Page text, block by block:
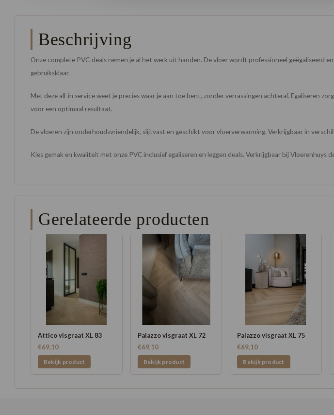
Beschrijving
Onze complete PVC-deals nemen je al het werk uit handen. De vloer wordt professioneel geëgaliseerd
gebruiksklaar.
Met deze all-in service weet je precies waar je aan toe bent, zonder verrassingen achteraf. Egaliseren
voor een optimaal resultaat.
De vloeren zijn onderhoudsvriendelijk, slijtvast en geschikt voor vloerverwarming. Verkrijgbaar in
Kies gemak en kwaliteit met onze PVC inclusief egaliseren en leggen deals. Verkrijgbaar bij Vloerenhuys
Gerelateerde producten
Attico visgraat XL 83
€69,10
Bekijk product
Palazzo visgraat XL 72
€69,10
Bekijk product
Palazzo visgraat XL 75
€69,10
Bekijk product